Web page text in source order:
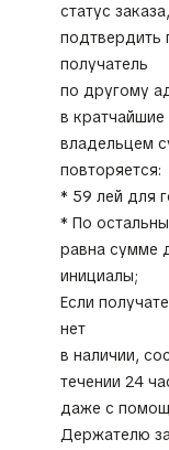
статус
подтвердить
получатель
по другому
в
владельцем
повторяется:
* 59 лей для
* По
равна сумме
инициалы;
Если
нет
в наличии,
течении 24
даже с
Держателю